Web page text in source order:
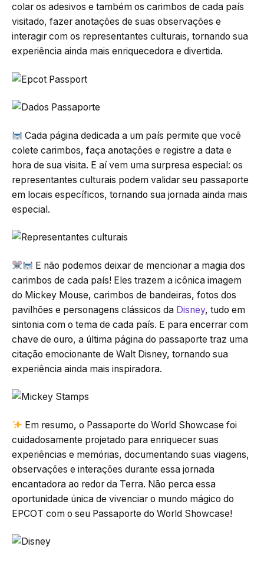
colar os adesivos e também os carimbos de cada país
visitado, fazer anotações de suas observações e
interagir com os representantes culturais, tornando sua
experiência ainda mais enriquecedora e divertida.
Cada página dedicada a um país permite que você
colete carimbos, faça anotações e registre a data e
hora de sua visita. E aí vem uma surpresa especial: os
representantes culturais podem validar seu passaporte
em locais específicos, tornando sua jornada ainda mais
especial.
E não podemos deixar de mencionar a magia dos
carimbos de cada país! Eles trazem a icônica imagem
do Mickey Mouse, carimbos de bandeiras, fotos dos
pavilhões e personagens clássicos da Disney, tudo em
sintonia com o tema de cada país. E para encerrar com
chave de ouro, a última página do passaporte traz uma
citação emocionante de Walt Disney, tornando sua
experiência ainda mais inspiradora.
Em resumo, o Passaporte do World Showcase foi
cuidadosamente projetado para enriquecer suas
experiências e memórias, documentando suas viagens,
observações e interações durante essa jornada
encantadora ao redor da Terra. Não perca essa
oportunidade única de vivenciar o mundo mágico do
EPCOT com o seu Passaporte do World Showcase!